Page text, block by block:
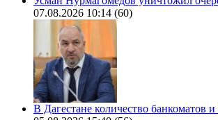
07.08.2026 10:14 (60)
В Дагестане количество банкоматов